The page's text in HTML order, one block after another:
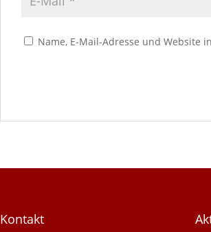
Name, E-Mail-Adresse und Website
Kontakt